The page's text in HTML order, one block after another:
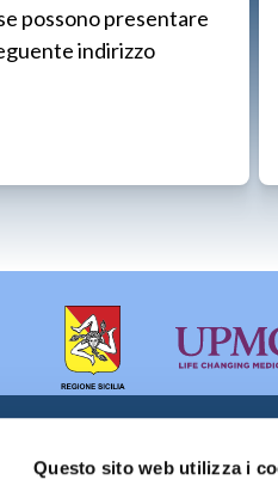
Questo sito web utilizza i
possono presentare
indirizzo
Sede Sociale: